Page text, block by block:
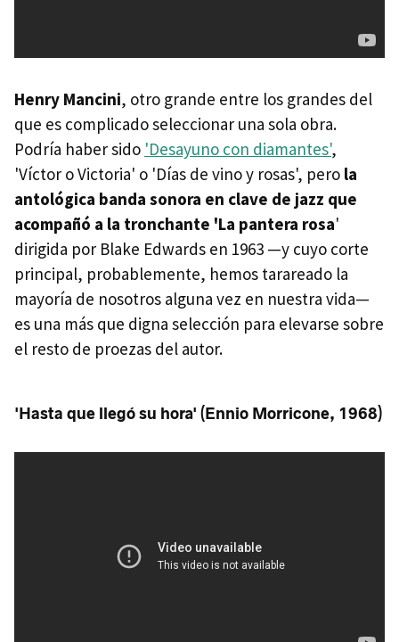
Henry Mancini, otro grande entre los grandes del
que es complicado seleccionar una sola obra.
Podría haber sido 'Desayuno con diamantes',
'Víctor o Victoria' o 'Días de vino y rosas', pero la
antológica banda sonora en clave de jazz que
acompañó a la tronchante 'La pantera rosa'
dirigida por Blake Edwards en 1963 —y cuyo corte
principal, probablemente, hemos tarareado la
mayoría de nosotros alguna vez en nuestra vida—
es una más que digna selección para elevarse sobre
el resto de proezas del autor.
'Hasta que llegó su hora' (Ennio Morricone, 1968)